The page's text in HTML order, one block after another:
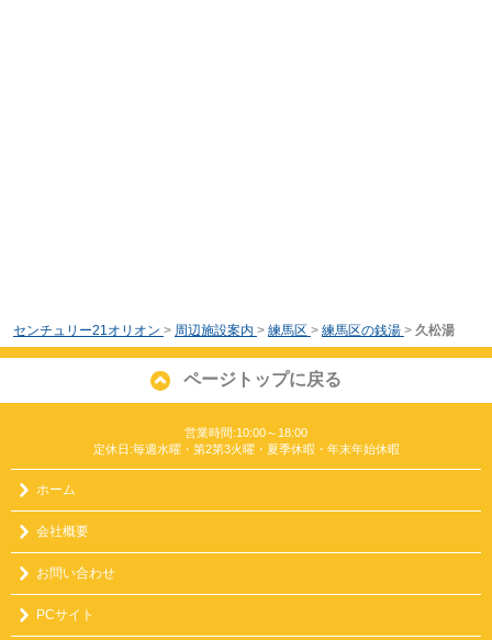
センチュリー21オリオン > 周辺施設案内 > 練馬区 > 練馬区の銭湯 > 久松湯
ページトップに戻る
営業時間:10:00～18:00
定休日:毎週水曜・第2第3火曜・夏季休暇・年末年始休暇
ホーム
会社概要
お問い合わせ
PCサイト